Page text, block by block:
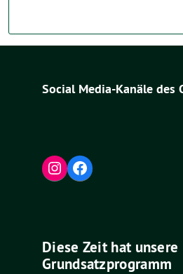
Social Media-Kanäle des
Instagram
Facebook
Diese Zeit hat unsere
Grundsatzprogramm